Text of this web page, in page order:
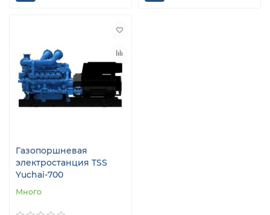
Газопоршневая
электростанция TSS
Yuchai-700
Много